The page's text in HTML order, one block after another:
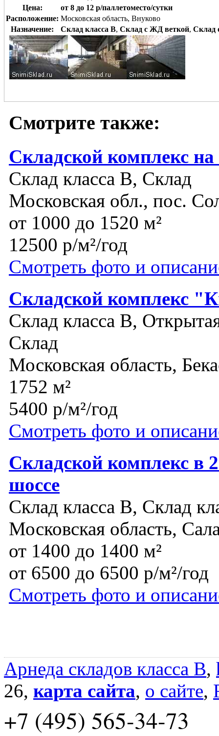
Цена:
от 8 до 12 р/паллетоместо/сутки
Расположение: Московская область, Внуково
Назначение:
Склад класса B, Склад с ЖД веткой, Склад
Смотрите также:
Складской комплекс
Склад класса B, Склад
Московская обл., пос.
от 1000 до 1520 м²
12500 р/м²/год
Смотреть фото и
Складской комплекс
Склад класса B,
Склад
Московская область,
1752 м²
5400 р/м²/год
Смотреть фото и
Складской комплекс
шоссе
Склад класса B, Склад
Московская область,
от 1400 до 1400 м²
от 6500 до 6500 р/м²/год
Смотреть фото и
Арнеда складов класса B,
26, карта сайта, о сайте,
+7 (495) 565-34-73